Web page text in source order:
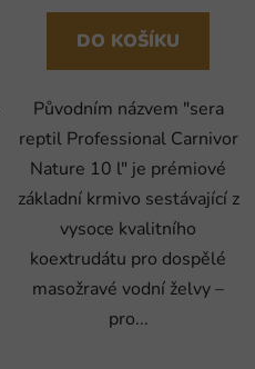
DO KOŠÍKU
Původním názvem "sera
reptil Professional Carnivor
Nature 10 l" je prémiové
základní krmivo sestávající z
vysoce kvalitního
koextrudátu pro dospělé
masožravé vodní želvy –
pro...